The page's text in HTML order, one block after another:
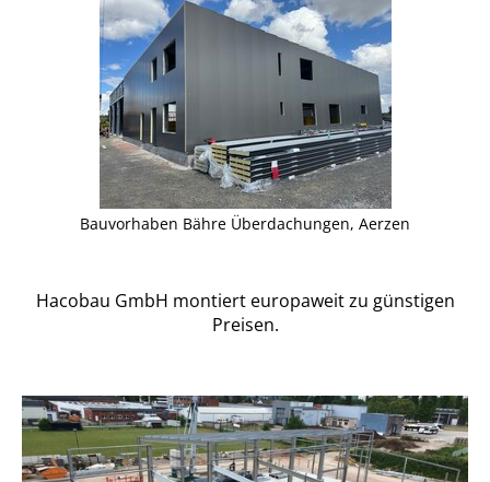
Bauvorhaben Bähre Überdachungen, Aerzen
Hacobau GmbH montiert europaweit zu günstigen
Preisen.